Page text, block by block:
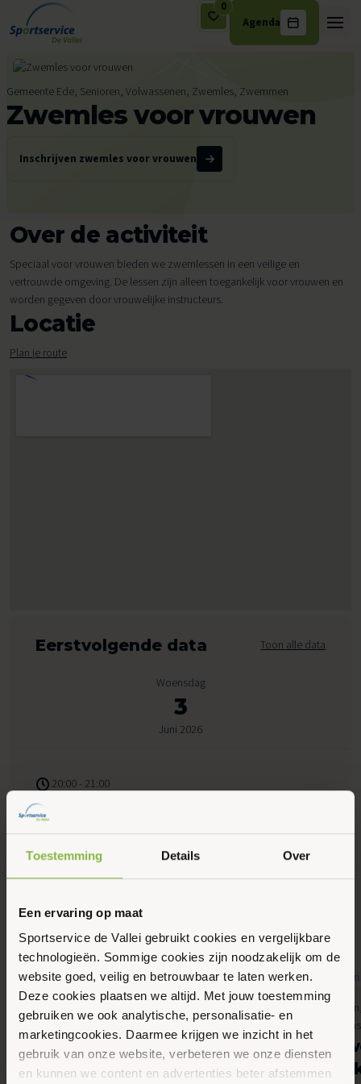
Toestemming Details Over
Een ervaring op maat
Sportservice de Vallei gebruikt cookies en vergelijkbare
technologieën. Sommige cookies zijn noodzakelijk om de
website goed, veilig en betrouwbaar te laten werken.
Deze cookies plaatsen we altijd. Met jouw toestemming
gebruiken we ook analytische, personalisatie- en
marketingcookies. Daarmee krijgen we inzicht in het
gebruik van onze website, verbeteren we onze diensten
en kunnen we content en advertenties beter afstemmen
Ga naar de inhoud
0
Agenda
Gemeente Ede, Senioren, Volwassenen, Zwemles, Zwemmen
Zwemles voor vrouwen
Inschrijven zwemles voor vrouwen
Over de activiteit
Speciaal voor vrouwen bieden we zwemlessen in een veilige en
vertrouwde omgeving. De lessen zijn alleen toegankelijk voor vrouwen en
worden gegeven door vrouwelijke instructeurs.
Locatie
Plan je route
Eerstvolgende data Toon alle data
Woensdag
3
Juni 2026
20:00 - 21:00
Maak favoriet
Gerelateerde activiteiten
6
Augustus 2026
4kids, Gemeente Ede, Jongeren, Kinderen,
Peuters en kleuters, Recreatief zwemmen,
Senioren, Volwassenen, Zwemmen
Recreatief zwemmen
7
Augustus 2026
Senioren,